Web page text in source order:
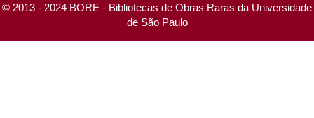
© 2013 - 2024 BORE - Bibliotecas de Obras Raras da Universidade
de São Paulo